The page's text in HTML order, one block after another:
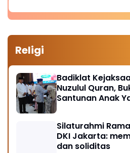
Religi
Badiklat
Nuzulul Quran,
Santunan Anak
Silaturahmi
DKI Jakarta:
dan soliditas